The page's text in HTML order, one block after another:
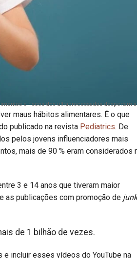
e riscos dos ultraprocessados despertam
maus hábitos alimentares. É o que
publicado na revista Pediatrics. De
pelos jovens influenciadores mais
mais de 90 % eram considerados
3 e 14 anos que tiveram maior
as publicações com promoção de junk
de 1 bilhão de vezes.
incluir esses vídeos do YouTube na